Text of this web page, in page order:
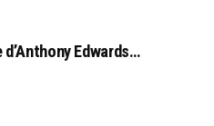
d’Anthony Edwards…